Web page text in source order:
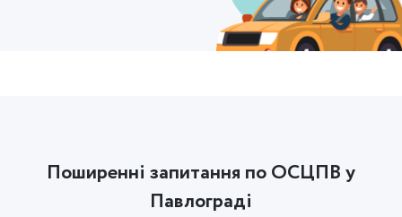
Поширенні запитання по ОСЦПВ у
Павлограді